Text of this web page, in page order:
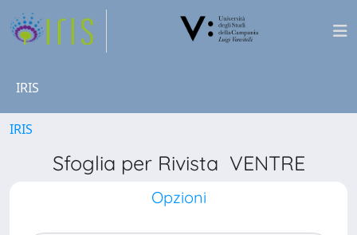
IRIS
IRIS
Sfoglia per Rivista VENTRE
Opzioni